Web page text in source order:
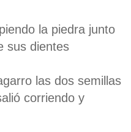
la piedra junto
sus dientes
las dos semillas
corriendo y